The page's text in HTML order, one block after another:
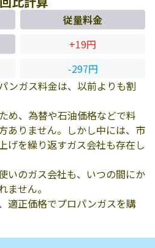
従量料金
+19円
-297円
ンガス料金は、以前よりも割
め、為替や石油価格などで料
ありません。しかし中には、市
げを繰り返すガス会社も存在し
いのガス会社も、いつの間にか
ません。
適正価格でプロパンガスを購